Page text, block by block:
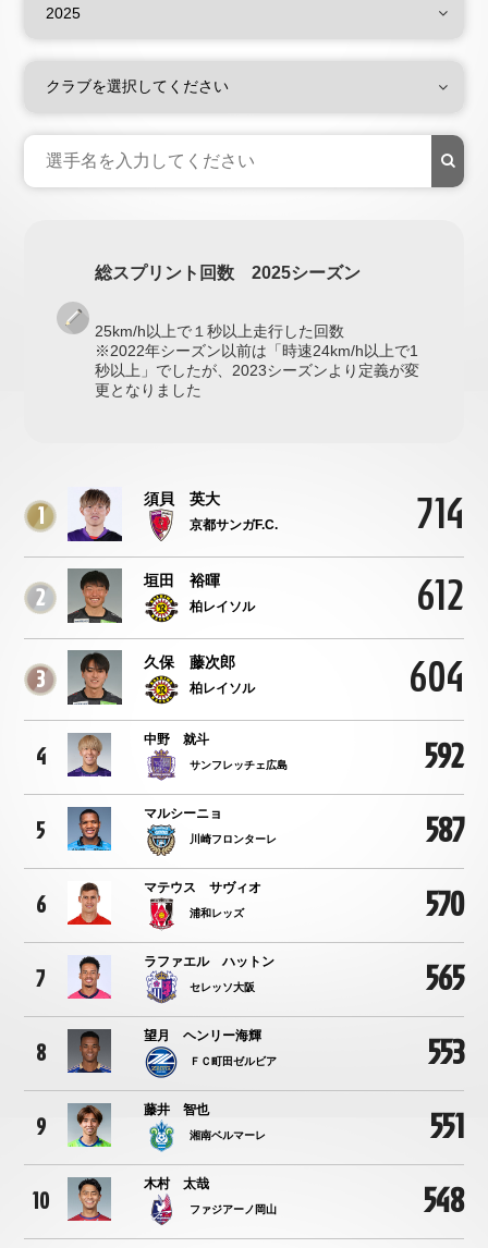
総スプリント回数 2025シーズン
25km/h以上で１秒以上走行した回数
※2022年シーズン以前は「時速24km/h以上で1
秒以上」でしたが、2023シーズンより定義が変
更となりました
1
須貝 英大
京都サンガF.C. 714
2
垣田 裕暉
柏レイソル 612
3
久保 藤次郎
柏レイソル 604
4
中野 就斗
サンフレッチェ広島 592
5
マルシーニョ
川崎フロンターレ 587
6
マテウス サヴィオ
浦和レッズ 570
7
ラファエル ハットン
セレッソ大阪 565
8
望月 ヘンリー海輝
ＦＣ町田ゼルビア 553
9
藤井 智也
湘南ベルマーレ 551
10
木村 太哉
ファジアーノ岡山 548